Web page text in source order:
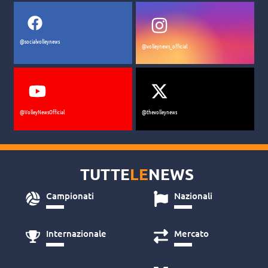
@socialvolleynews
@volleynews_official
@VolleyNewsOfficial @thevolleynews
TUTTELENEWS
Campionati Nazionali
Internazionale Mercato